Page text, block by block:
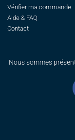
Vérifier ma commande
Aide & FAQ
Contact
Nous sommes